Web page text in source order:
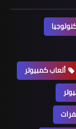
ألعاب كمبيوتر